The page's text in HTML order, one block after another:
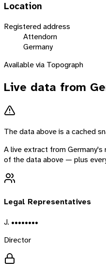
Location
Registered address
Attendorn
Germany
Available via Topograph
Live data from
The data above is a cached
A live extract fromGermany's
of the data above — plus
Legal Representatives
J. ••••••••
Director